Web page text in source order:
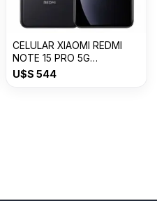
CELULAR XIAOMI REDMI
NOTE 15 PRO 5G
8GB+512GB
U$S 544